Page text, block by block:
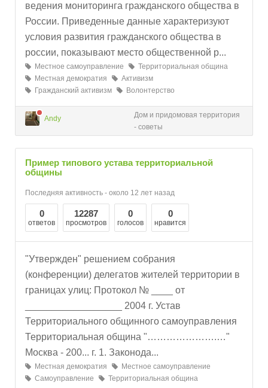
ведения мониторинга гражданского общества в
России. Приведенные данные характеризуют
условия развития гражданского общества в
россии, показывают место общественной р...
Местное самоуправление
Территориальная община
Местная демократия
Активизм
Гражданский активизм
Волонтерство
Andy
Дом и придомовая территория
- советы
Пример типового устава территориальной
общины
Последняя активность - около 12 лет назад
0
ответов
12287
просмотров
0
голосов
0
нравится
"Утвержден" решением собрания
(конференции) делегатов жителей территории в
границах улиц: Протокол № ____ от
__________________ 2004 г. Устав
Территориального общинного самоуправления
Территориальная община "………………….…"
Москва - 200... г. 1. Законода...
Местная демократия
Местное самоуправление
Самоуправление
Территориальная община